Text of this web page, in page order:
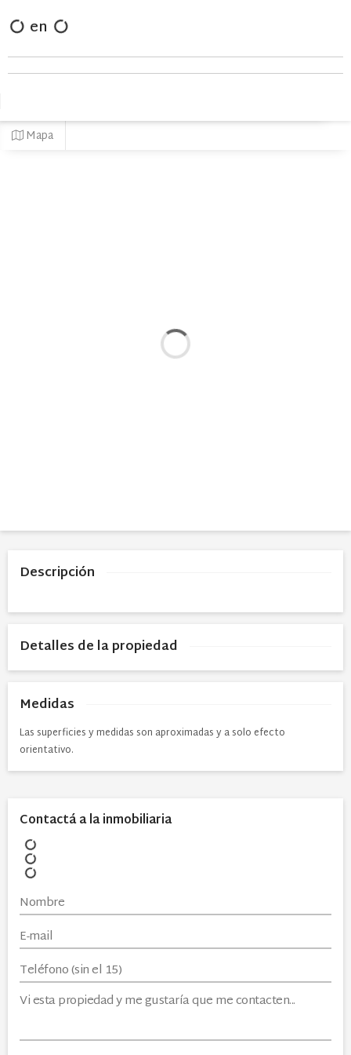
en
Mapa
Descripción
Detalles de la propiedad
Medidas
Las superficies y medidas son aproximadas y a solo efecto
orientativo.
Contactá a la inmobiliaria